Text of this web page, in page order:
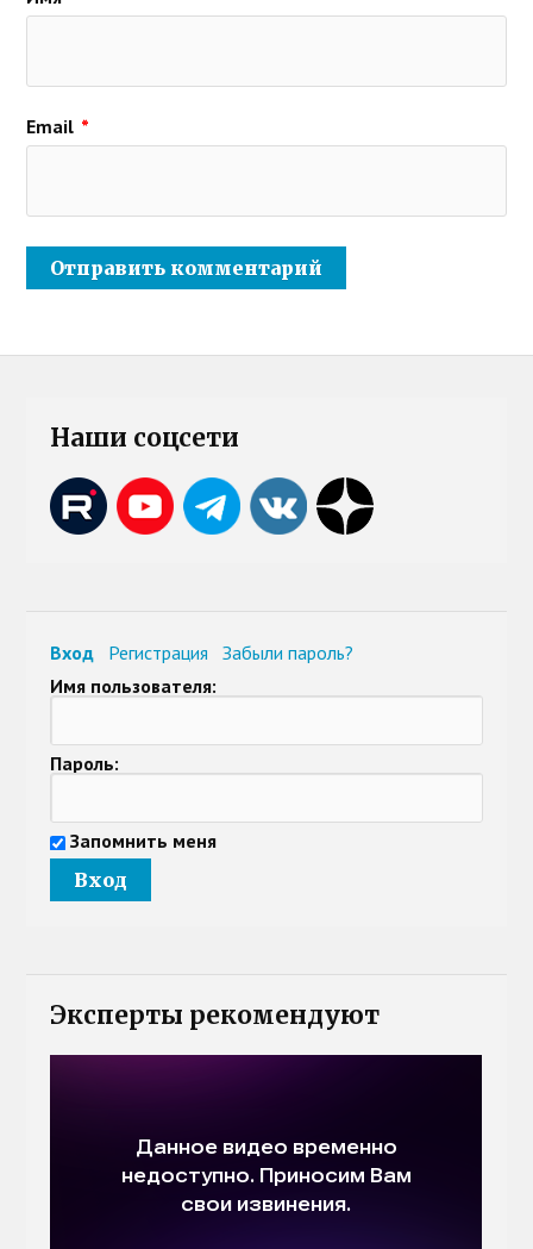
Email *
Наши соцсети
Вход Регистрация
Забыли пароль?
Имя пользователя:
Пароль:
Запомнить меня
Эксперты рекомендуют